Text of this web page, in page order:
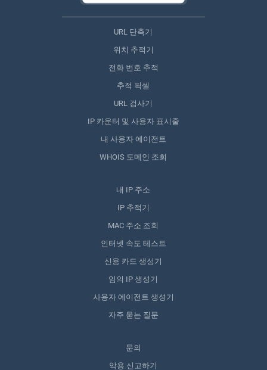
URL 단축기
위치 추적기
전화 번호 추적
추적 픽셀
URL 검사기
IP 카운터 및 사용자 표시줄
내 사용자 에이전트
WHOIS 도메인 조회
내 IP 주소
IP 추적기
MAC 주소 조회
인터넷 속도 테스트
신용 카드 생성기
임의 IP 생성기
사용자 에이전트 생성기
자주 묻는 질문
문의
악용 신고하기